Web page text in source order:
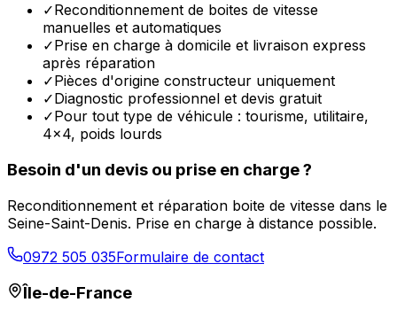
✓Reconditionnement de boites de vitesse
manuelles et automatiques
✓Prise en charge à domicile et livraison express
après réparation
✓Pièces d'origine constructeur uniquement
✓Diagnostic professionnel et devis gratuit
✓Pour tout type de véhicule : tourisme, utilitaire,
4x4, poids lourds
Besoin d'un devis ou prise en charge ?
Reconditionnement et réparation boite de vitesse dans le
Seine-Saint-Denis. Prise en charge à distance possible.
0972 505 035Formulaire de contact
Île-de-France